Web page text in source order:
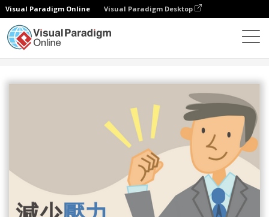
Visual Paradigm Online Visual Paradigm Desktop